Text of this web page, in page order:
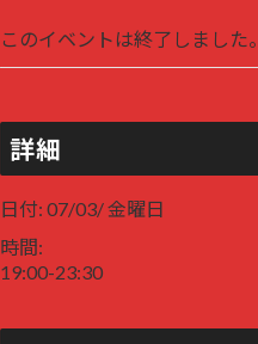
このイベントは終了しました。
詳細
日付: 07/03/ 金曜日
時間:
19:00-23:30